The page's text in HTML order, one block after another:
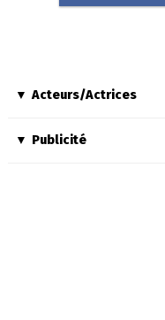
Acteurs/Actrices
Publicité